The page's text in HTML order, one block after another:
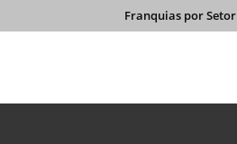
Franquias por Setor